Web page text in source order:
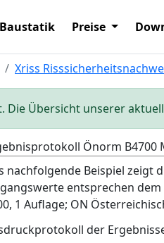
Baustatik Preise
Xriss
Die Übersicht unserer
Önorm B4700
nachfolgende Beispiel zeigt
entsprechen dem
1 Auflage; ON
der